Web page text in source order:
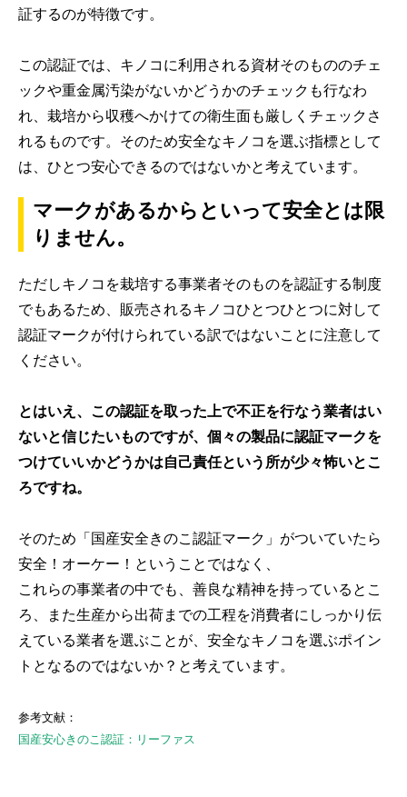
証するのが特徴です。
この認証では、キノコに利用される資材そのもののチェ
ックや重金属汚染がないかどうかのチェックも行なわ
れ、栽培から収穫へかけての衛生面も厳しくチェックさ
れるものです。そのため安全なキノコを選ぶ指標として
は、ひとつ安心できるのではないかと考えています。
マークがあるからといって安全とは限
りません。
ただしキノコを栽培する事業者そのものを認証する制度
でもあるため、販売されるキノコひとつひとつに対して
認証マークが付けられている訳ではないことに注意して
ください。
とはいえ、この認証を取った上で不正を行なう業者はい
ないと信じたいものですが、個々の製品に認証マークを
つけていいかどうかは自己責任という所が少々怖いとこ
ろですね。
そのため「国産安全きのこ認証マーク」がついていたら
安全！オーケー！ということではなく、
これらの事業者の中でも、善良な精神を持っているとこ
ろ、また生産から出荷までの工程を消費者にしっかり伝
えている業者を選ぶことが、安全なキノコを選ぶポイン
トとなるのではないか？と考えています。
参考文献：
国産安心きのこ認証：リーファス